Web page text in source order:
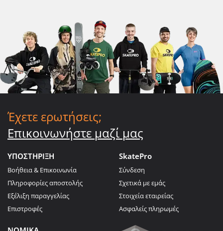
Έχετε ερωτήσεις;
Επικοινωνήστε μαζί μας
ΥΠΟΣΤΗΡΙΞΗ
Βοήθεια & Επικοινωνία
Πληροφορίες αποστολής
Εξέλιξη παραγγελίας
Επιστροφές
SkatePro
Σύνδεση
Σχετικά με εμάς
Στοιχεία εταιρείας
Ασφαλείς πληρωμές